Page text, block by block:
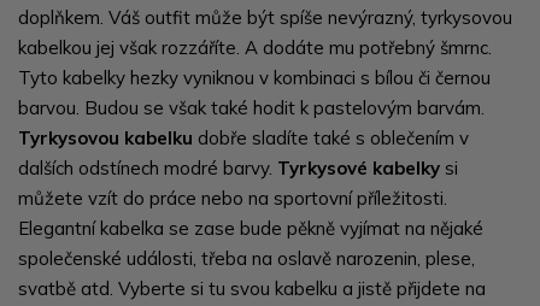
doplňkem. Váš outfit může být spíše nevýrazný, tyrkysovou
kabelkou jej však rozzáříte. A dodáte mu potřebný šmrnc.
Tyto kabelky hezky vyniknou v kombinaci s bílou či černou
barvou. Budou se však také hodit k pastelovým barvám.
Tyrkysovou kabelku dobře sladíte také s oblečením v
dalších odstínech modré barvy. Tyrkysové kabelky si
můžete vzít do práce nebo na sportovní příležitosti.
Elegantní kabelka se zase bude pěkně vyjímat na nějaké
společenské události, třeba na oslavě narozenin, plese,
svatbě atd. Vyberte si tu svou kabelku a jistě přijdete na